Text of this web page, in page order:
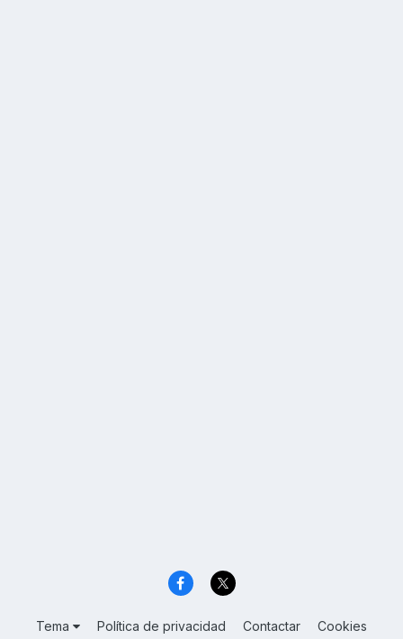
Tema Política de privacidad Contactar Cookies